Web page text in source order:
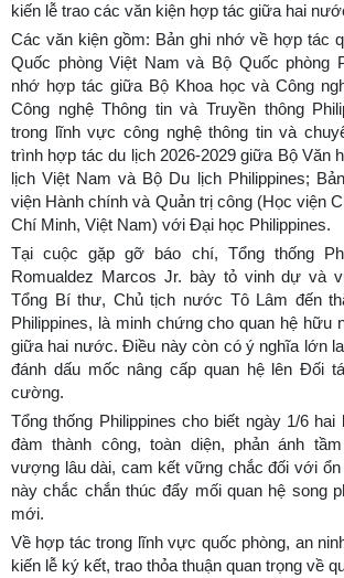
kiến lễ trao các văn kiện hợp tác giữa hai
Các văn kiện gồm: Bản ghi nhớ về hợp tác
Quốc phòng Việt Nam và Bộ Quốc phòng
nhớ hợp tác giữa Bộ Khoa học và Công
Công nghệ Thông tin và Truyền thông
trong lĩnh vực công nghệ thông tin và
trình hợp tác du lịch 2026-2029 giữa Bộ Văn
lịch Việt Nam và Bộ Du lịch Philippines;
viện Hành chính và Quản trị công (Học viện
Chí Minh, Việt Nam) với Đại học Philippines.
Tại cuộc gặp gỡ báo chí, Tổng thống
Romualdez Marcos Jr. bày tỏ vinh dự và
Tổng Bí thư, Chủ tịch nước Tô Lâm đến
Philippines, là minh chứng cho quan hệ hữu
giữa hai nước. Điều này còn có ý nghĩa lớn
đánh dấu mốc nâng cấp quan hệ lên Đối
cường.
Tổng thống Philippines cho biết ngày 1/6
đàm thành công, toàn diện, phản ánh
vượng lâu dài, cam kết vững chắc đối với
này chắc chắn thúc đẩy mối quan hệ song
mới.
Về hợp tác trong lĩnh vực quốc phòng, an
kiến lễ ký kết, trao thỏa thuận quan trọng về